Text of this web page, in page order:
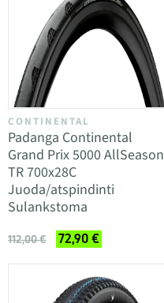
CONTINENTAL
Padanga Continental
Grand Prix 5000 AllSeason
TR 700x28C
Juoda/atspindinti
Sulankstoma
112,00 € 72,90 €